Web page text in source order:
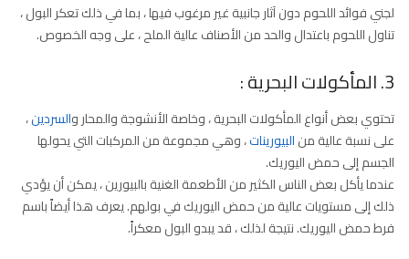
لجني فوائد اللحوم دون آثار جانبية غير مرغوب فيها ، بما في ذلك تعكر البول ،
تناول اللحوم باعتدال والحد من الأصناف عالية الملح ، على وجه الخصوص.
3. المأكولات البحرية :
تحتوي بعض أنواع المأكولات البحرية ، وخاصة الأنشوجة والمحار والسردين،
على نسبة عالية منالبيورينات، وهي مجموعة من المركبات التي يحولها
الجسم إلى حمض اليوريك.
عندما يأكل بعض الناس الكثير من الأطعمة الغنية بالبيورين ، يمكن أن يؤدي
ذلك إلى مستويات عالية من حمض اليوريك في بولهم. يعرف هذا أيضاً باسم
فرط حمض اليوريك. نتيجة لذلك ، قد يبدو البول معكراً.